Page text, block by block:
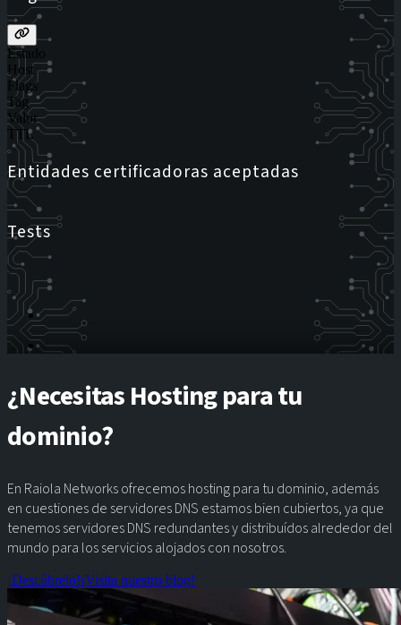
Estado
Host
Flags
Tag
Valor
TTL
Entidades certificadoras aceptadas
Tests
¿Necesitas Hosting para tu
dominio?
En Raiola Networks ofrecemos hosting para tu dominio, además
en cuestiones de servidores DNS estamos bien cubiertos, ya que
tenemos servidores DNS redundantes y distribuídos alrededor del
mundo para los servicios alojados con nosotros.
¡Descúbrelo!¡Visita nuestro blog!